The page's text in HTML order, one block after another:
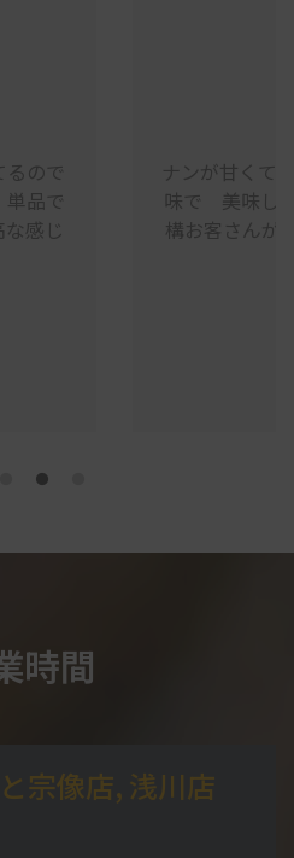
美味しい方だと思う 本格的な
らご飯どきじゃない時間も結
ます。席が沢山あるのでだいた
時間
宗像店, 浅川店